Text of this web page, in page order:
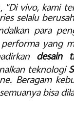
"Di vivo, kami
selalu
para
yang
desain
teknologi
Beragam
bisa